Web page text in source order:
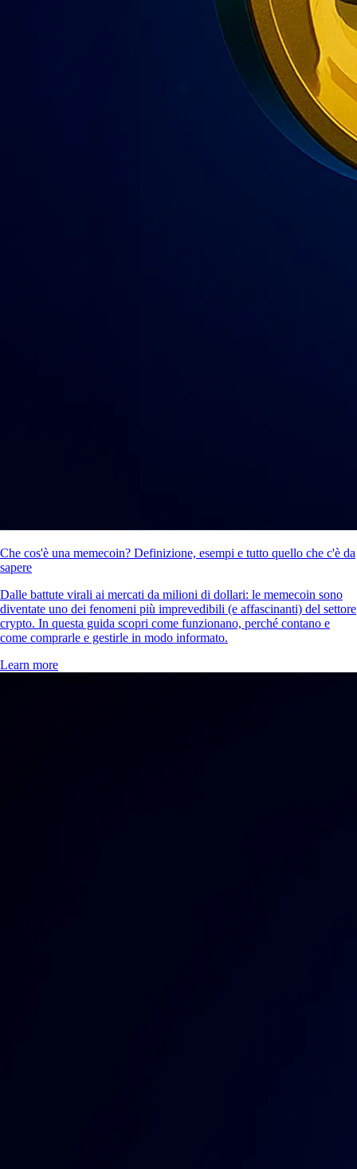
Che cos'è una memecoin? Definizione, esempi e tutto quello che c'è da
sapere
Dalle battute virali ai mercati da milioni di dollari: le memecoin sono
diventate uno dei fenomeni più imprevedibili (e affascinanti) del settore
crypto. In questa guida scopri come funzionano, perché contano e
come comprarle e gestirle in modo informato.
Learn more